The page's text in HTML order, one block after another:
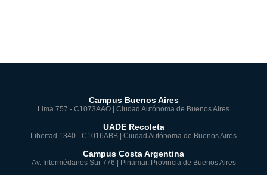
Campus Buenos Aires
Lima 757 - C1073AAO | Ciudad Autónoma de Buenos Aires
UADE Recoleta
Libertad 1340 - C1016ABB | Ciudad Autónoma de Buenos Aires
Campus Costa Argentina
Av. Intermédanos Sur 776 | Pinamar, Provincia de Buenos Aires